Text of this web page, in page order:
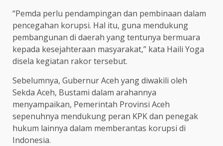
“Pemda perlu pendampingan dan pembinaan dalam
pencegahan korupsi. Hal itu, guna mendukung
pembangunan di daerah yang tentunya bermuara
kepada kesejahteraan masyarakat,” kata Haili Yoga
disela kegiatan rakor tersebut.
Sebelumnya, Gubernur Aceh yang diwakili oleh
Sekda Aceh, Bustami dalam arahannya
menyampaikan, Pemerintah Provinsi Aceh
sepenuhnya mendukung peran KPK dan penegak
hukum lainnya dalam memberantas korupsi di
Indonesia.